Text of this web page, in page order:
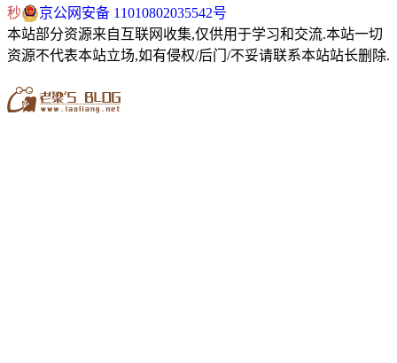
秒
京公网安备 11010802035542号
本站部分资源来自互联网收集,仅供用于学习和交流.本站一切
资源不代表本站立场,如有侵权/后门/不妥请联系本站站长删除.